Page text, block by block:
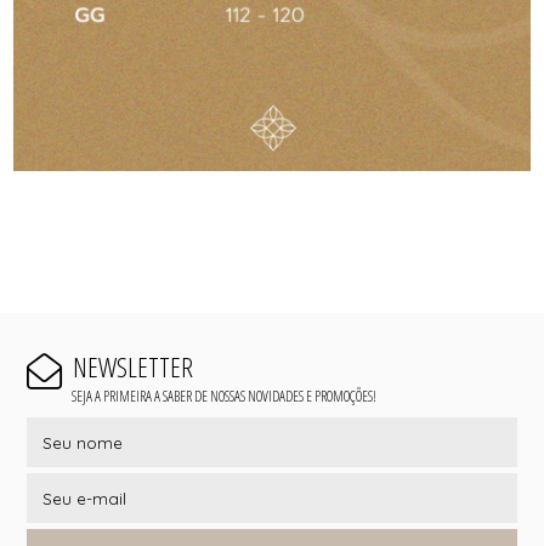
NEWSLETTER
SEJA A PRIMEIRA A SABER DE NOSSAS NOVIDADES E PROMOÇÕES!